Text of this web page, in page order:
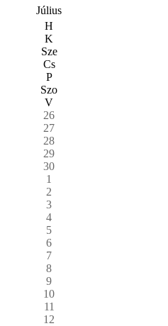
Július
H
K
Sze
Cs
P
Szo
V
26
27
28
29
30
1
2
3
4
5
6
7
8
9
10
11
12